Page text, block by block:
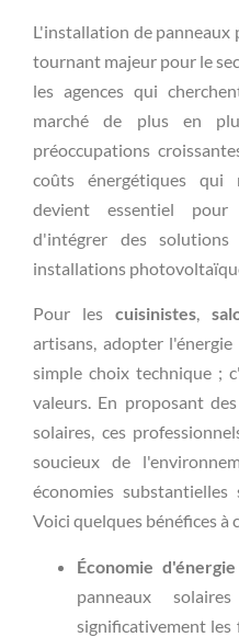
L'installation de
tournant majeur pour le
les agences qui
marché de plus en
préoccupations
coûts énergétiques qui
devient essentiel pour
d'intégrer des
installations
Pour les cuisinistes,
artisans, adopter
simple choix technique ;
valeurs. En proposant
solaires, ces
soucieux de
économies
Voici quelques bénéfices à
Économie d'énergie
panneaux
significativement